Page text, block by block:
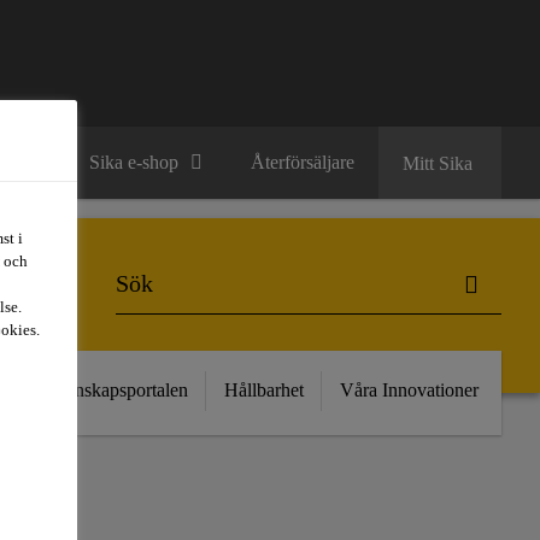
Sika e-shop Återförsäljare Mitt Sika
Kunskapsportalen Hållbarhet Våra Innovationer
i
och